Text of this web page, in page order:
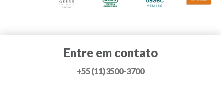
Entre em contato
+55 (11) 3500-3700